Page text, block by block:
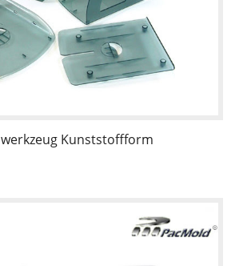
Kunststoffform